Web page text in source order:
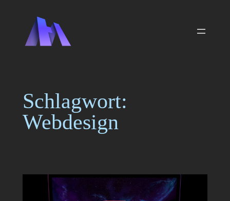
springen
Schlagwort:
Webdesign